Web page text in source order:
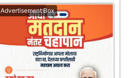
Advertisement Box